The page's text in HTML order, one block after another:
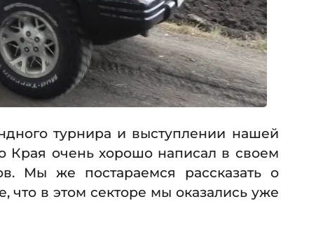
турнира и выступлении нашей
Края очень хорошо написал в своем
Мы же постараемся рассказать о
что в этом секторе мы оказались уже